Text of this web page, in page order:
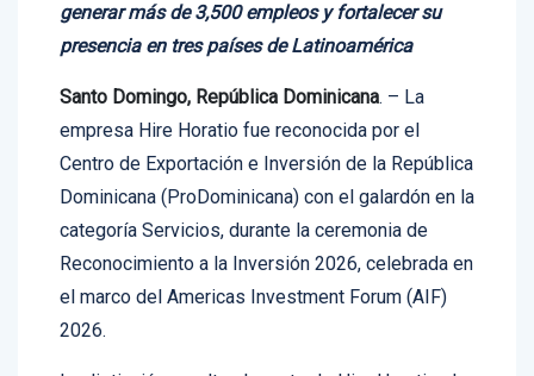
presencia en tres países de Latinoamérica
empresa Hire Horatio fue reconocida por el
Centro de Exportación e Inversión de la República
Dominicana (ProDominicana) con el galardón en la
categoría Servicios, durante la ceremonia de
Reconocimiento a la Inversión 2026, celebrada en
el marco del Americas Investment Forum (AIF)
2026.